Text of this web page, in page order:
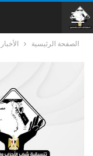
الصفحة الرئيسية الأخبار